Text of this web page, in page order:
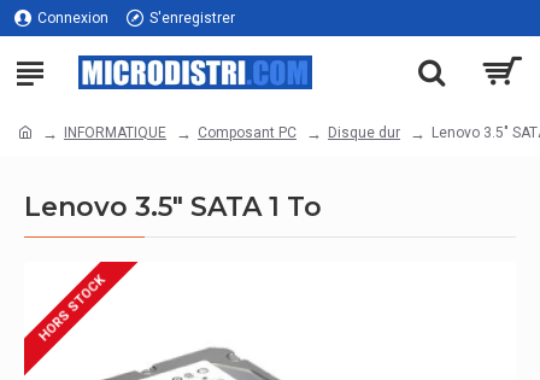
Connexion S'enregistrer
INFORMATIQUE Composant PC Disque dur Lenovo 3.5"
Lenovo 3.5" SATA 1 To
HORS STOCK